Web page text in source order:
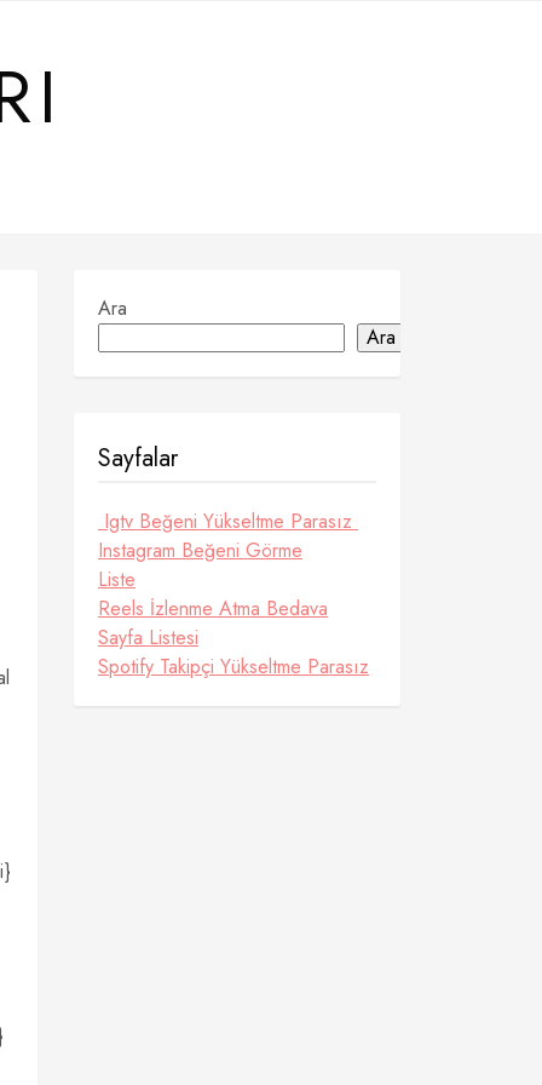
Ara
Ara
Sayfalar
Igtv Beğeni Yükseltme Parasız
Instagram Beğeni Görme
Liste
Reels İzlenme Atma Bedava
Sayfa Listesi
Spotify Takipçi Yükseltme Parasız